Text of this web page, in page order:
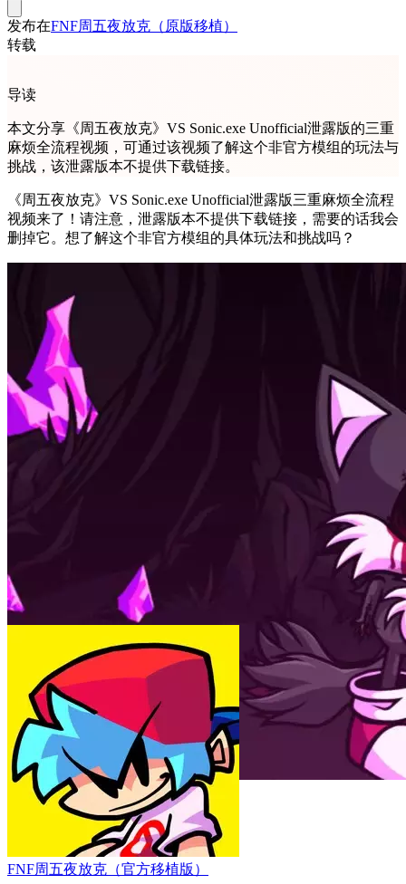
发布在FNF周五夜放克（原版移植）
转载
导读
本文分享《周五夜放克》VS Sonic.exe Unofficial泄露版的三重
麻烦全流程视频，可通过该视频了解这个非官方模组的玩法与
挑战，该泄露版本不提供下载链接。
《周五夜放克》VS Sonic.exe Unofficial泄露版三重麻烦全流程
视频来了！请注意，泄露版本不提供下载链接，需要的话我会
删掉它。想了解这个非官方模组的具体玩法和挑战吗？
FNF周五夜放克（官方移植版）